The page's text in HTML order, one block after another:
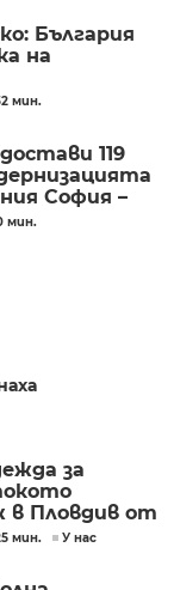
България
на
мин.
119
София –
мин.
за
в Пловдив от
мин. У нас